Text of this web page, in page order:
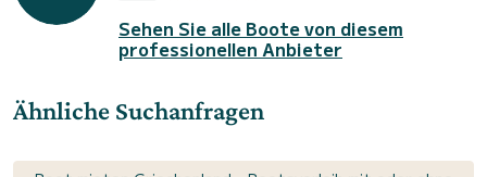
Sehen Sie alle Boote von diesem
professionellen Anbieter
Ähnliche Suchanfragen